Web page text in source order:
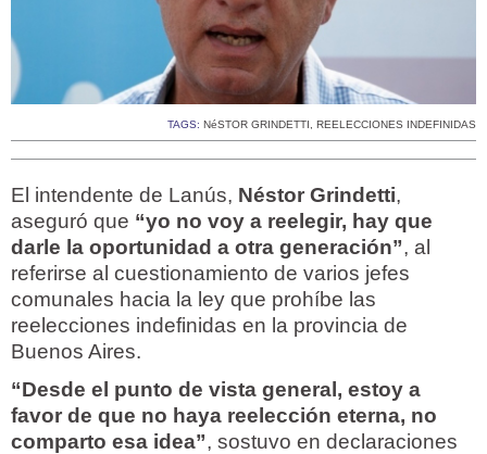
TAGS: NéSTOR GRINDETTI , REELECCIONES INDEFINIDAS
El intendente de Lanús, Néstor Grindetti,
aseguró que “yo no voy a reelegir, hay que
darle la oportunidad a otra generación”, al
referirse al cuestionamiento de varios jefes
comunales hacia la ley que prohíbe las
reelecciones indefinidas en la provincia de
Buenos Aires.
“Desde el punto de vista general, estoy a
favor de que no haya reelección eterna, no
comparto esa idea”, sostuvo en declaraciones